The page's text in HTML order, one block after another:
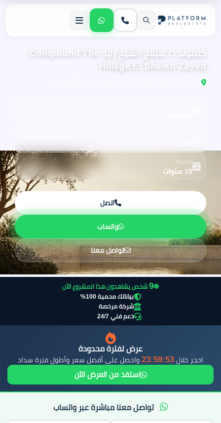
كمبوند ذا هيلاج الشيخ زايد Compound The
Hillage El Sheikh Zayed
تقسيط
10 سنوات
اتصل
واتساب
تواصل معنا
10شخص يشاهدون هذا المشروع الآن
بياناتك محمية 100%
شركة مرخصة
دعم فني 24/7
عرض لفترة محدودة
احجز خلال 23:59:51 واحصل على أفضل سعر وأطول فترة سداد
استفد من العرض الآن
تواصل معنا مباشرة عبر واتساب